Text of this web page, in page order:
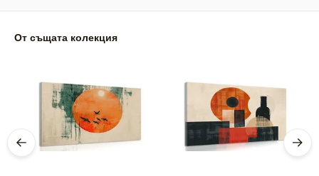
От същата колекция